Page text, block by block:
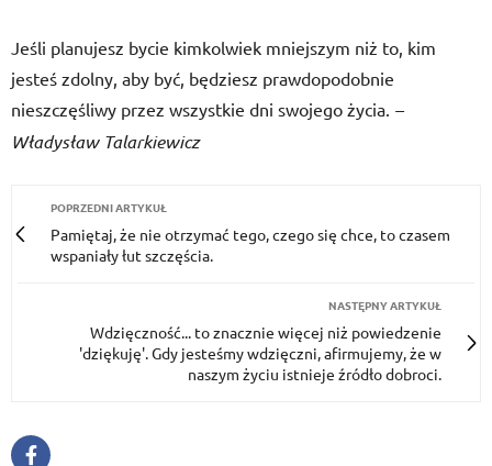
Jeśli planujesz bycie kimkolwiek mniejszym niż to, kim
jesteś zdolny, aby być, będziesz prawdopodobnie
nieszczęśliwy przez wszystkie dni swojego życia. –
Władysław Talarkiewicz
POPRZEDNI ARTYKUŁ
Pamiętaj, że nie otrzymać tego, czego się chce, to czasem
wspaniały łut szczęścia.
NASTĘPNY ARTYKUŁ
Wdzięczność... to znacznie więcej niż powiedzenie
'dziękuję'. Gdy jesteśmy wdzięczni, afirmujemy, że w
naszym życiu istnieje źródło dobroci.